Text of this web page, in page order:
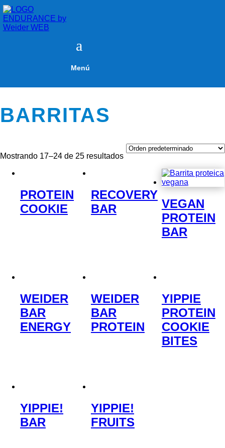
a
Menú
BARRITAS
Mostrando 17–24 de 25 resultados
PROTEIN
COOKIE
RECOVERY
BAR
VEGAN
PROTEIN
BAR
WEIDER
BAR
ENERGY
WEIDER
BAR
PROTEIN
YIPPIE
PROTEIN
COOKIE
BITES
YIPPIE!
BAR
YIPPIE!
FRUITS